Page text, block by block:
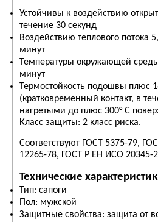
Устойчивы к воздействию
течение 30 секунд
Воздействию теплового потока
минут
Температуры окружающей
минут
Термостойкость подошвы плюс
(кратковременный контакт, в
нагретыми до плюс 300° С
Класс защиты: 2 класс риска.
Соответствуют ГОСТ 5375-79,
12265-78, ГОСТ Р ЕН ИСО 20345-
Технические
Тип: сапоги
Пол: мужской
Защитные свойства: защита от